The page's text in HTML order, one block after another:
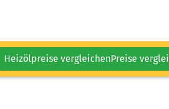
Heizölpreise vergleichenPreise